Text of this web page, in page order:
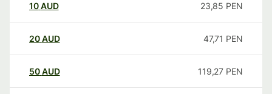
10AUD 23,85 PEN
20AUD 47,71 PEN
50AUD 119,27 PEN